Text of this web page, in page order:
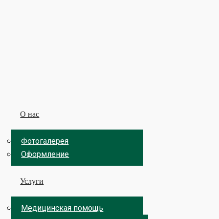
О нас
Фотогалерея
Оформление
Услуги
Медицинская помощь